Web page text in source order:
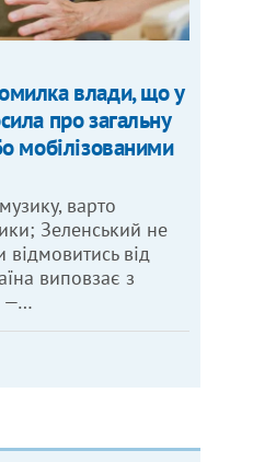
влади, що у
про загальну
мобілізованими
варто
Зеленський не
від
виповзає з
—…